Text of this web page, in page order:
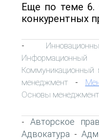
Еще по теме 6.
конкурентных
-
Коммуникационный
менеджмент -
Основы
-Авторское
Адвокатура -